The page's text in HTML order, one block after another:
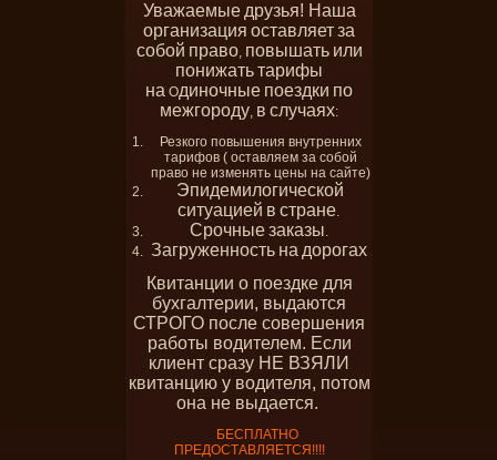
Уважаемые друзья! Наша
организация оставляетза
собой право, повышать или
понижатьтарифы
на Одиночные поездки по
межгороду, в случаях:
Резкого повышения внутренних
тарифов ( оставляем за собой
право не изменять цены на сайте)
Эпидемилогической
ситуацией в стране.
Срочные заказы.
Загруженность на дорогах
Квитанции о поездке для
бухгалтерии, выдаются
СТРОГО после совершения
работы водителем. Если
клиент сразу НЕ ВЗЯЛИ
квитанцию у водителя, потом
она не выдается.
БЕСПЛАТНО
ПРЕДОСТАВЛЯЕТСЯ!!!!